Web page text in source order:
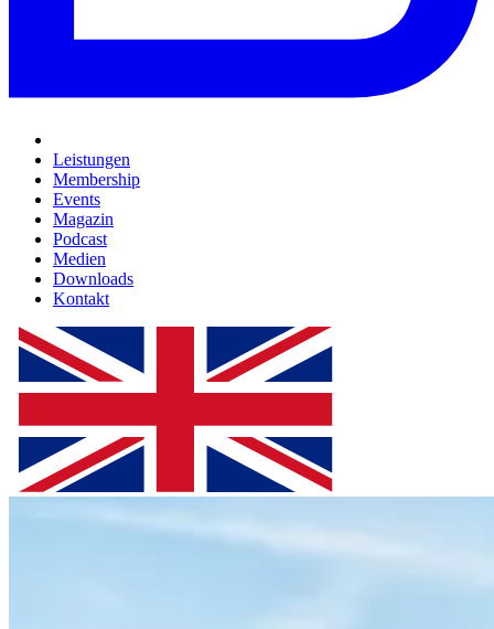
Leistungen
Membership
Events
Magazin
Podcast
Medien
Downloads
Kontakt